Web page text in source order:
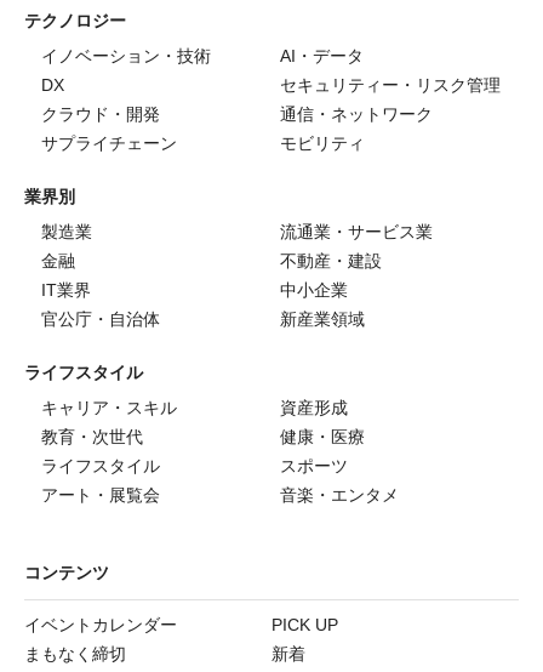
テクノロジー
イノベーション・技術
AI・データ
DX
セキュリティー・リスク管理
クラウド・開発
通信・ネットワーク
サプライチェーン
モビリティ
業界別
製造業
流通業・サービス業
金融
不動産・建設
IT業界
中小企業
官公庁・自治体
新産業領域
ライフスタイル
キャリア・スキル
資産形成
教育・次世代
健康・医療
ライフスタイル
スポーツ
アート・展覧会
音楽・エンタメ
コンテンツ
イベントカレンダー
PICK UP
まもなく締切
新着